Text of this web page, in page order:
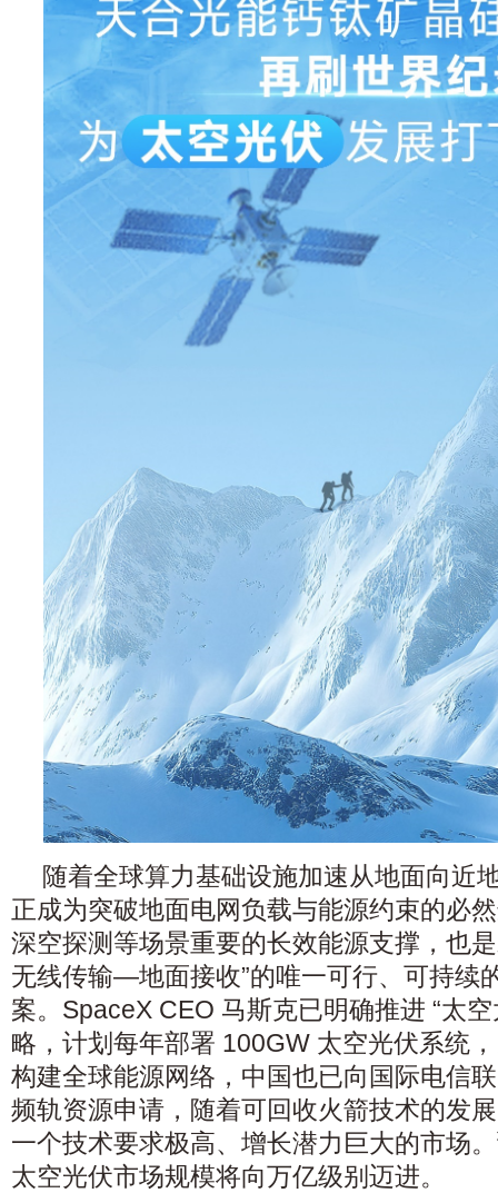
随着全球算力基础设施加速从地面向近
正成为突破地面电网负载与能源约束的必
深空探测等场景重要的长效能源支撑，也
无线传输—地面接收”的唯一可行、可持续
案。SpaceX CEO 马斯克已明确推进 “太
略，计划每年部署 100GW 太空光伏系统
构建全球能源网络，中国也已向国际电信
频轨资源申请，随着可回收火箭技术的发
一个技术要求极高、增长潜力巨大的市场
太空光伏市场规模将向万亿级别迈进。